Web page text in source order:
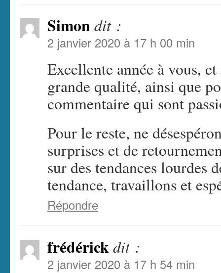
Simon dit :
2 janvier 2020 à 17 h 00 min
Excellente année à vous,
grande qualité, ainsi que
commentaire qui sont
Pour le reste, ne
surprises et de
sur des tendances lourdes
tendance, travaillons et
Répondre
frédérickdit :
2 janvier 2020 à 17 h 54 min